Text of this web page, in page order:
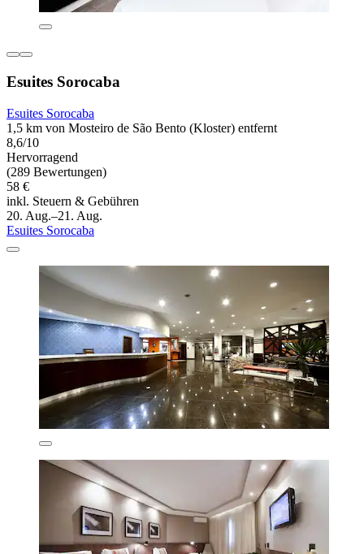
Esuites Sorocaba
Esuites Sorocaba
1,5 km von Mosteiro de São Bento (Kloster) entfernt
8,6/10
Hervorragend
(289 Bewertungen)
58 €
inkl. Steuern & Gebühren
20. Aug.–21. Aug.
Esuites Sorocaba